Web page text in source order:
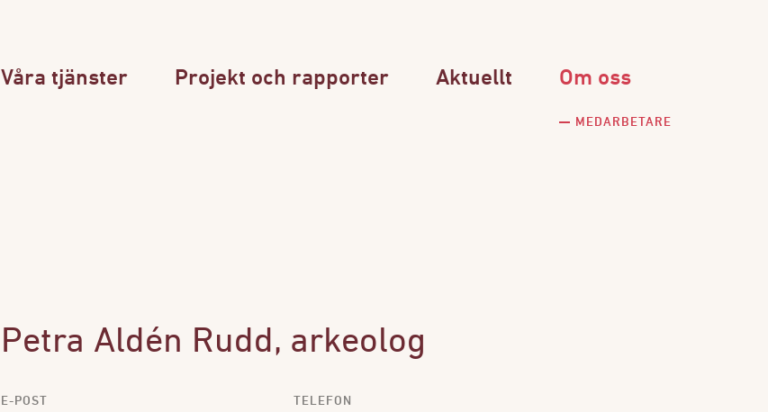
Våra tjänster Projekt och rapporter Aktuellt Om oss
MEDARBETARE
Petra Aldén Rudd, arkeolog
E-POST TELEFON